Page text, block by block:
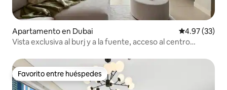
Apartamento en Dubai Calificación
4.97 (33)
Vista exclusiva al burj y a la fuente, acceso al centro
Favorito entre huéspedes
Favorito entre huéspedes